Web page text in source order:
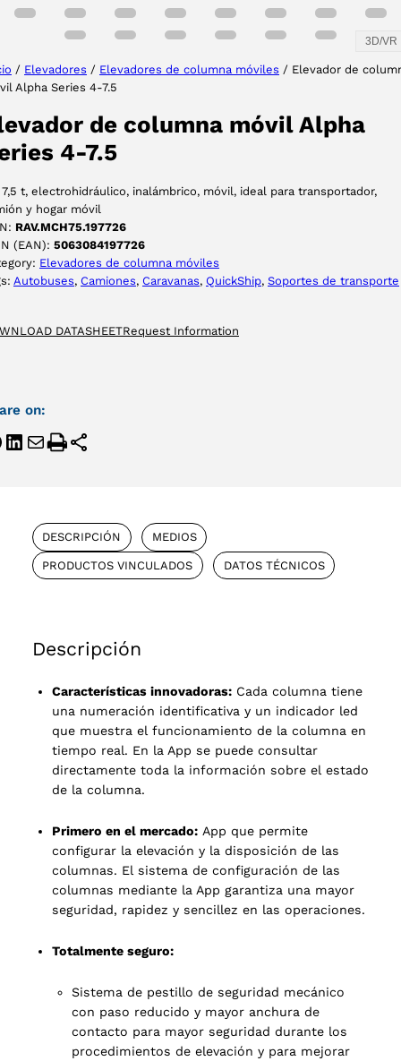
3D/VR
/ Elevadores / Elevadores de columna móviles / Elevador de
Alpha Series 4-7.5
de columna móvil Alpha
4-7.5
7,5 t, electrohidráulico, inalámbrico, móvil, ideal para transportador,
y hogar móvil
RAV.MCH75.197726
(EAN): 5063084197726
Elevadores de columna móviles
Autobuses, Camiones, Caravanas, QuickShip, Soportes de transporte
DATASHEETRequest Information
on:
DESCRIPCIÓN MEDIOS
PRODUCTOS VINCULADOS DATOS TÉCNICOS
Descripción
Características innovadoras: Cada columna tiene
una numeración identificativa y un indicador led
que muestra el funcionamiento de la columna en
tiempo real. En la App se puede consultar
directamente toda la información sobre el estado
de la columna.
Primero en el mercado: App que permite
configurar la elevación y la disposición de las
columnas. El sistema de configuración de las
columnas mediante la App garantiza una mayor
seguridad, rapidez y sencillez en las operaciones.
Totalmente seguro:
Sistema de pestillo de seguridad mecánico
con paso reducido y mayor anchura de
contacto para mayor seguridad durante los
procedimientos de elevación y para mejorar